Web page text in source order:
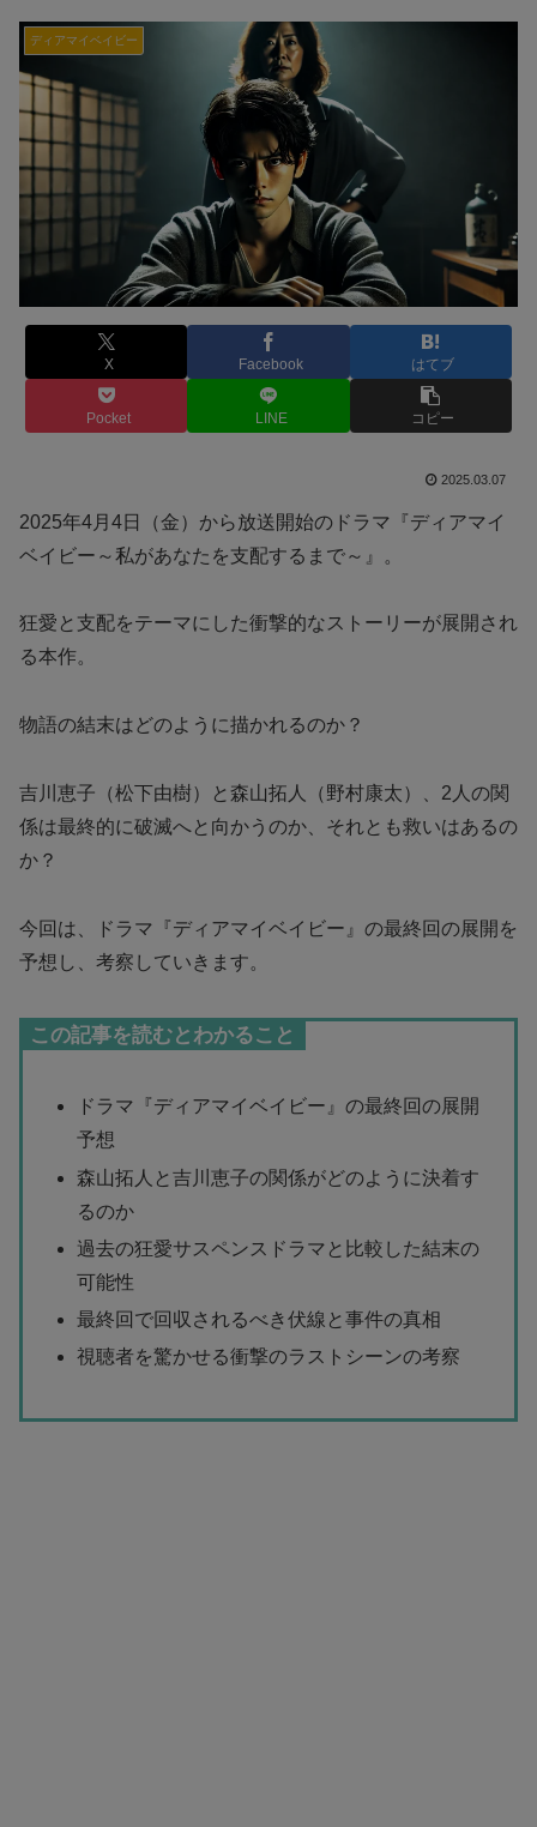
ディアマイベイビー
X Facebook はてブ
Pocket LINE コピー
2025.03.07
2025年4月4日（金）から放送開始のドラマ『ディアマイ
ベイビー～私があなたを支配するまで～』。
狂愛と支配をテーマにした衝撃的なストーリーが展開され
る本作。
物語の結末はどのように描かれるのか？
吉川恵子（松下由樹）と森山拓人（野村康太）、2人の関
係は最終的に破滅へと向かうのか、それとも救いはあるの
か？
今回は、ドラマ『ディアマイベイビー』の最終回の展開を
予想し、考察していきます。
この記事を読むとわかること
ドラマ『ディアマイベイビー』の最終回の展開
予想
森山拓人と吉川恵子の関係がどのように決着す
るのか
過去の狂愛サスペンスドラマと比較した結末の
可能性
最終回で回収されるべき伏線と事件の真相
視聴者を驚かせる衝撃のラストシーンの考察